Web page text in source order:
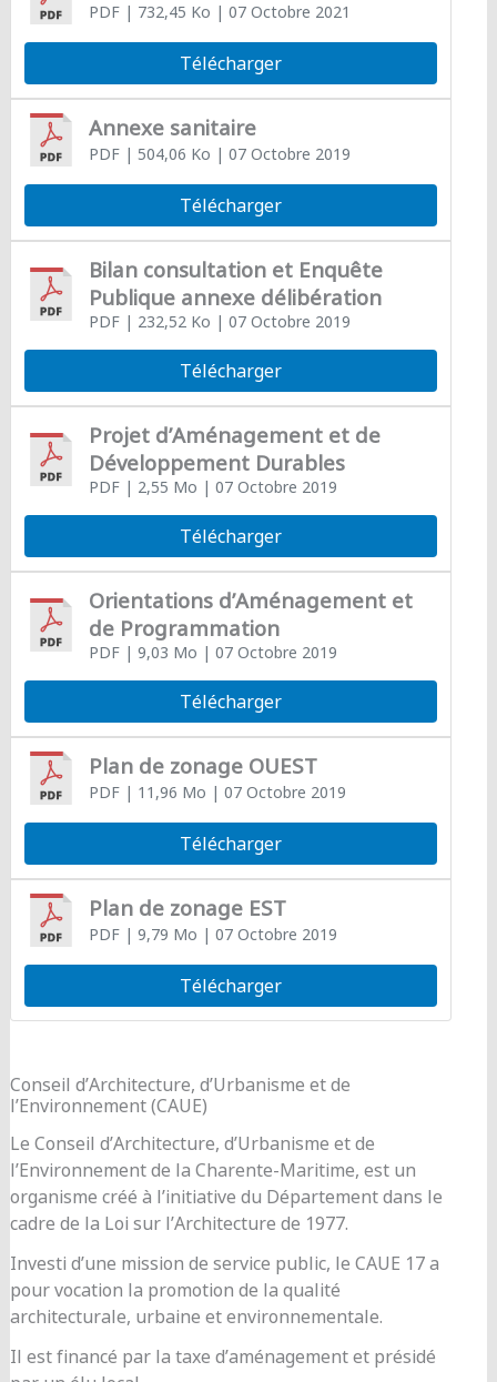
PDF| 732,45 Ko | 07 Octobre 2021
Télécharger
Annexe sanitaire
PDF| 504,06 Ko | 07 Octobre 2019
Télécharger
Bilan consultation et Enquête
Publique annexe délibération
PDF| 232,52 Ko | 07 Octobre 2019
Télécharger
Projet d’Aménagement et de
Développement Durables
PDF| 2,55 Mo | 07 Octobre 2019
Télécharger
Orientations d’Aménagement et
de Programmation
PDF| 9,03 Mo | 07 Octobre 2019
Télécharger
Plan de zonage OUEST
PDF| 11,96 Mo | 07 Octobre 2019
Télécharger
Plan de zonage EST
PDF| 9,79 Mo | 07 Octobre 2019
Télécharger
Conseil d’Architecture, d’Urbanisme et de
l’Environnement (CAUE)
Le Conseil d’Architecture, d’Urbanisme et de
l’Environnement de la Charente-Maritime, est un
organisme créé à l’initiative du Département dans le
cadre de la Loi sur l’Architecture de 1977.
Investi d’une mission de service public, le CAUE 17 a
pour vocation la promotion de la qualité
architecturale, urbaine et environnementale.
Il est financé par la taxe d’aménagement et présidé